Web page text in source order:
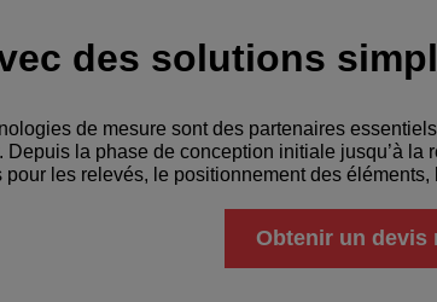
des solutions
de mesure sont des partenaires
Depuis la phase de conception initiale jusqu’à
pour les relevés, le positionnement des
Obtenir un devis